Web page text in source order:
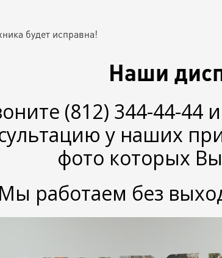
будет исправна!
Наши
(812) 344-44-44
у наших
фото которых
Мы работаем без